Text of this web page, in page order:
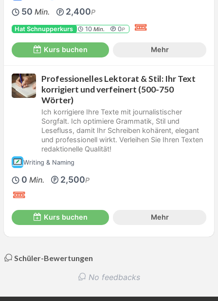
50 Min. 2,400P
Hat Schnupperkurs 10 Min. 0P
Kurs buchen Mehr
Professionelles Lektorat & Stil: Ihr Text
korrigiert und verfeinert (500-750
Wörter)
Ich korrigiere Ihre Texte mit journalistischer
Sorgfalt. Ich optimiere Grammatik, Stil und
Lesefluss, damit Ihr Schreiben kohärent, elegant
und professionell wirkt. Verleihen Sie Ihren Texten
redaktionelle Qualität!
Writing & Naming
0 Min. 2,500P
Kurs buchen Mehr
Schüler-Bewertungen
No feedbacks